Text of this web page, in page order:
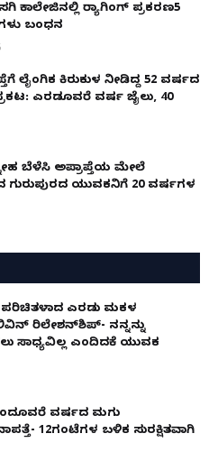
ಕಾಲೇಜಿನಲ್ಲಿ ರ‌್ಯಾಗಿಂಗ್ ಪ್ರಕರಣ5
ಬಂಧನ
ಲೈಂಗಿಕ ಕಿರುಕುಳ ನೀಡಿದ್ದ 52 ವರ್ಷದ
ಎರಡೂವರೆ ವರ್ಷ ಜೈಲು, ₹40
ಬೆಳೆಸಿ ಅಪ್ರಾಪ್ತೆಯ ಮೇಲೆ
ಗುರುಪುರದ ಯುವಕನಿಗೆ 20 ವರ್ಷಗಳ
ಪರಿಚಿತಳಾದ ಎರಡು ಮಕ್ಕಳ
ರಿಲೇಶನ್​ಶಿಪ್- ನನ್ನನ್ನು
ಸಾಧ್ಯವಿಲ್ಲ ಎಂದಿದಕ್ಕೆ ಯುವಕ
ವರ್ಷದ ಮಗು
12ಗಂಟೆಗಳ ಬಳಿಕ ಸುರಕ್ಷಿತವಾಗಿ